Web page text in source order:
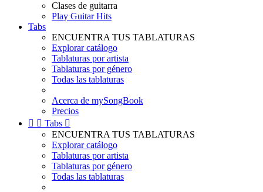
Clases de guitarra
Play Guitar Hits
Tabs
ENCUENTRA TUS TABLATURAS
Explorar catálogo
Tablaturas por artista
Tablaturas por género
Todas las tablaturas
Acerca de mySongBook
Precios
  Tabs 
ENCUENTRA TUS TABLATURAS
Explorar catálogo
Tablaturas por artista
Tablaturas por género
Todas las tablaturas